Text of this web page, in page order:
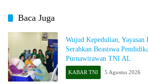
Baca Juga
Wujud Kepedulian, Yayasan
Serahkan Beasiswa
Purnawirawan TNI AL
KABAR TNI 5 Agustus 2026